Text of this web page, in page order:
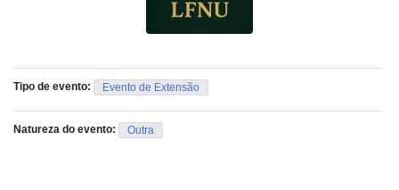
Tipo de evento: Evento de Extensão
Natureza do evento: Outra